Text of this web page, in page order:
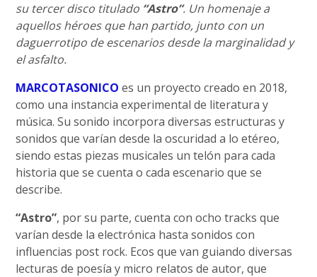
su tercer disco titulado “Astro”. Un homenaje a
aquellos héroes que han partido, junto con un
daguerrotipo de escenarios desde la marginalidad y
el asfalto.
MARCOTASONICO es un proyecto creado en 2018,
como una instancia experimental de literatura y
música. Su sonido incorpora diversas estructuras y
sonidos que varían desde la oscuridad a lo etéreo,
siendo estas piezas musicales un telón para cada
historia que se cuenta o cada escenario que se
describe.
“Astro”, por su parte, cuenta con ocho tracks que
varían desde la electrónica hasta sonidos con
influencias post rock. Ecos que van guiando diversas
lecturas de poesía y micro relatos de autor, que